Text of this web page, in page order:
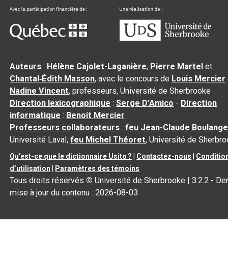
Auteurs : Hélène Cajolet-Laganière, Pierre Martel et
Chantal‑Édith Masson, avec le concours de Louis Mercier
Nadine Vincent, professeurs, Université de Sherbrooke
Direction lexicographique :Serge D’Amico - Direction
informatique : Benoit Mercier
Professeurs collaborateurs :feu Jean-Claude
Université Laval,feu Michel Théoret, Université de
Qu’est-ce que le dictionnaire Usito ? Contactez-nous
d’utilisation
Paramètres des témoins
Tous droits réservés © Université de Sherbrooke |3.2.2 -
mise à jour du contenu :2026-08-03